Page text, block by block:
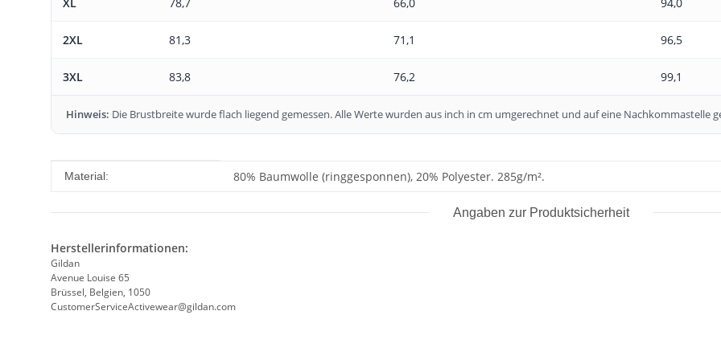
2XL 81,3 71,1 96,5
3XL 83,8 76,2 99,1
Hinweis: Die Brustbreite wurde flach liegend gemessen. Alle Werte wurden aus inch in cm umgerechnet und auf eine Nachkommastelle
Produkteigenschaft
Wert
Material: 80% Baumwolle (ringgesponnen), 20% Polyester. 285g/m².
Angaben zur Produktsicherheit
Herstellerinformationen:
Gildan
Avenue Louise 65
Brüssel, Belgien, 1050
CustomerServiceActivewear@gildan.com